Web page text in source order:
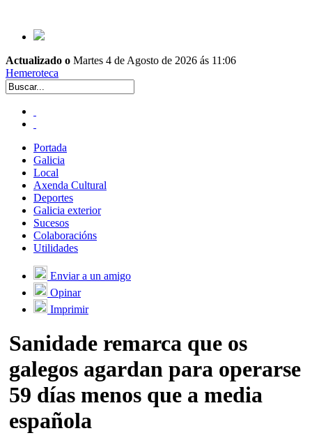
Actualizado o Martes 4 de Agosto de 2026 ás 11:06
Hemeroteca
Portada
Galicia
Local
Axenda Cultural
Deportes
Galicia exterior
Sucesos
Colaboracións
Utilidades
Enviar a un amigo
Opinar
Imprimir
Sanidade remarca que os
galegos agardan para operarse
59 días menos que a media
española